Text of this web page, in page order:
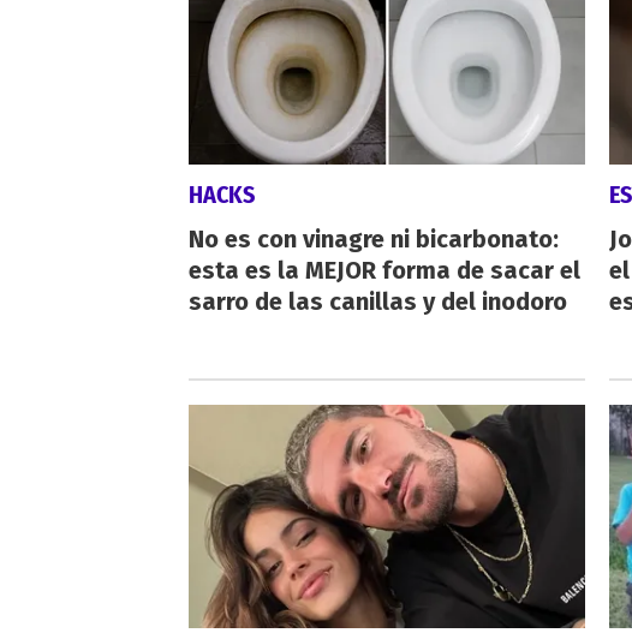
HACKS
No es con vinagre ni bicarbonato:
esta es la MEJOR forma de sacar el
sarro de las canillas y del inodoro